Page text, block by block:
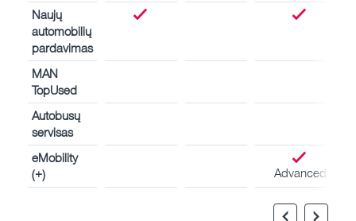
Naujų
automobilių
pardavimas
MAN
TopUsed
Autobusų
servisas
eMobility
(+)
Advanced